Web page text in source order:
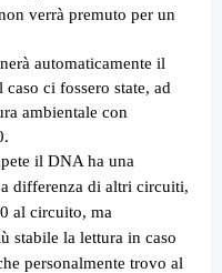
verrà premuto per un
automaticamente il
ci fossero state, ad
ambientale con
il DNA ha una
differenza di altri circuiti,
al circuito, ma
stabile la lettura in caso
personalmente trovo al